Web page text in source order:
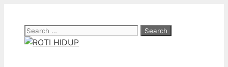
contentSearch
for: